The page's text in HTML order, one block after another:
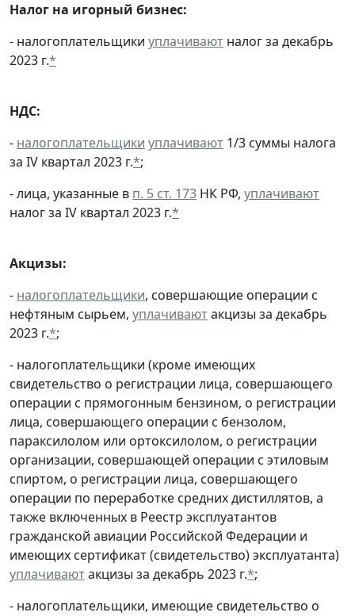
Налог на игорный бизнес:
- налогоплательщики уплачивают налог за декабрь
2023 г.*
НДС:
- налогоплательщики уплачивают 1/3 суммы налога
за IV квартал 2023 г.*;
- лица, указанные в п. 5 ст. 173 НК РФ, уплачивают
налог за IV квартал 2023 г.*
Акцизы:
- налогоплательщики, совершающие операции с
нефтяным сырьем, уплачиваютакцизы за декабрь
2023 г.*;
- налогоплательщики (кроме имеющих
свидетельство о регистрации лица, совершающего
операции с прямогонным бензином, о регистрации
лица, совершающего операции с бензолом,
параксилолом или ортоксилолом, о регистрации
организации, совершающей операции с этиловым
спиртом, о регистрации лица, совершающего
операции по переработке средних дистиллятов, а
также включенных в Реестр эксплуатантов
гражданской авиации Российской Федерации и
имеющих сертификат (свидетельство) эксплуатанта)
уплачиваютакцизы за декабрь 2023 г.*;
- налогоплательщики, имеющие свидетельство о